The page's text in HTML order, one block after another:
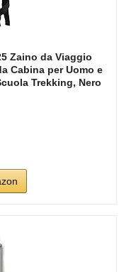
Zaino da Viaggio
Cabina per Uomo e
Trekking, Nero